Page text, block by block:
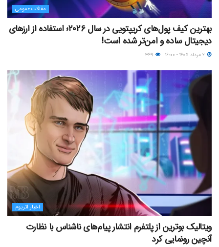
مقالات عمومی
بهترین کیف پول‌های کریپتویی در سال ۲۰۲۶؛ استفاده از ارزهای
دیجیتال ساده و امن‌تر شده است!
اخبار اتریوم
ویتالیک بوترین از پلتفرم انتشار پیام‌های ناشناس با نظارت
آنچین رونمایی کرد